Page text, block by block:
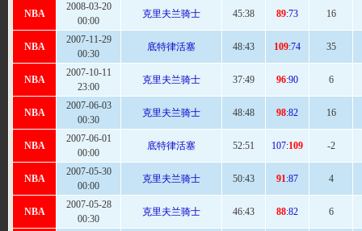
NBA
2008-03-20
00:00
克里夫兰骑士 45:38 89:73 16
NBA
2007-11-29
00:30
底特律活塞 48:43 109:74 35
NBA
2007-10-11
23:00
克里夫兰骑士 37:49 96:90 6
NBA
2007-06-03
00:30
克里夫兰骑士 48:48 98:82 16
NBA
2007-06-01
00:00
底特律活塞 52:51 107:109 -2
NBA
2007-05-30
00:00
克里夫兰骑士 50:43 91:87 4
NBA
2007-05-28
00:30
克里夫兰骑士 46:43 88:82 6